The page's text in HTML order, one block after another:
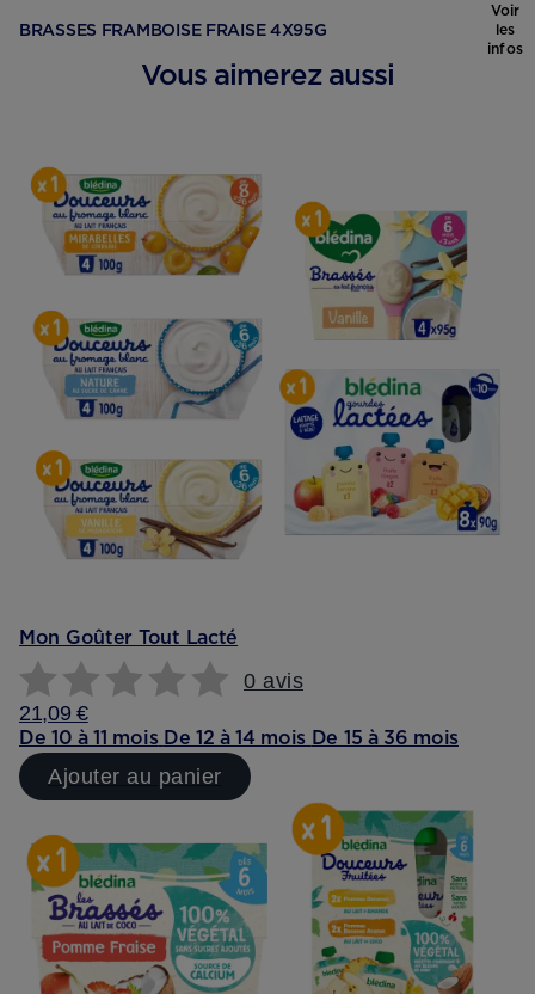
BRASSES FRAMBOISE FRAISE 4X95G
Voir
les
infos
Vous aimerez aussi
Mon Goûter Tout Lacté
0 avis
21,09 €
De 10 à 11 mois De 12 à 14 mois De 15 à 36 mois
Ajouter au panier